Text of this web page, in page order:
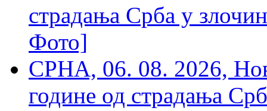
страдања Срба у
Фото]
СРНА, 06. 08. 2026,
године од страдања